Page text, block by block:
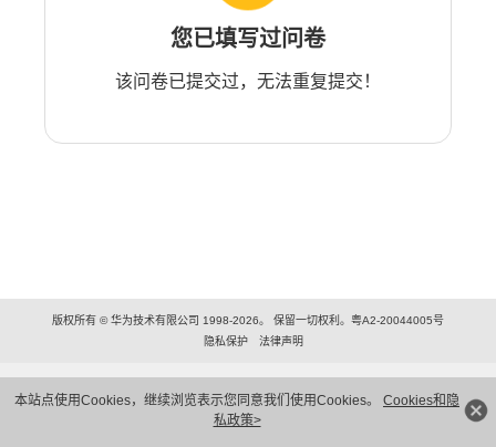
本站点使用Cookies，继续浏览表示您同意我们使用Cookies。 Cookies和隐
私政策>
您已填写过问卷
该问卷已提交过，无法重复提交！
版权所有 © 华为技术有限公司 1998-2026。 保留一切权利。粤A2-20044005号
隐私保护
法律声明